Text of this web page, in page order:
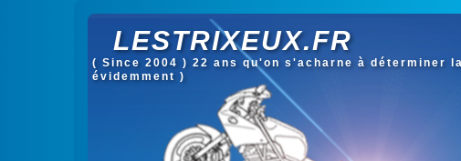
LESTRIXEUX.FR
( Since 2004 ) 22 ans qu'on s'acharne à déterminer
évidemment )